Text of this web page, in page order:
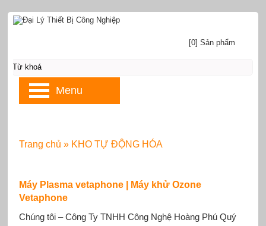
Máy Plasma vetaphone | Máy khử Ozone
Vetaphone
Chúng tôi – Công Ty TNHH Công Nghệ Hoàng Phú Quý
Trang chủ » KHO TỰ ĐỘNG HÓA
[0] Sản phẩm
Menu